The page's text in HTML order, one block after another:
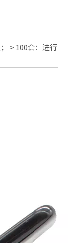
> 100套：进行